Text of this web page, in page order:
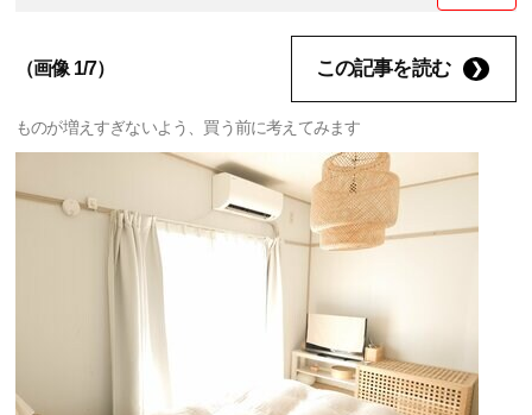
（画像 1/7） この記事を読む
ものが増えすぎないよう、買う前に考えてみます